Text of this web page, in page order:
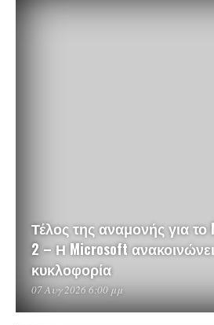
Τέλος της αναμονής για το
2 – Η Microsoft
κυκλοφορία
07 Αυγ 2026 6:00 μμ